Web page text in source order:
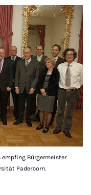
empfing Bürgermeister
Paderborn.